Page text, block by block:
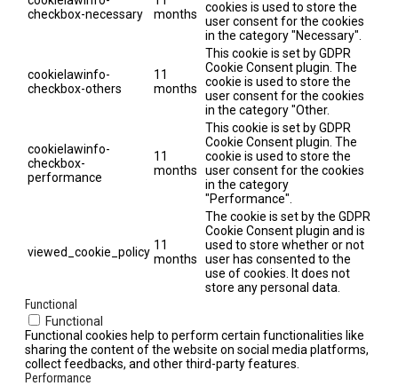
checkbox-necessary
months
cookies is used to store the
user consent for the cookies
in the category "Necessary".
cookielawinfo-
checkbox-others
11
months
This cookie is set by GDPR
Cookie Consent plugin. The
cookie is used to store the
user consent for the cookies
in the category "Other.
cookielawinfo-
checkbox-
performance
11
months
This cookie is set by GDPR
Cookie Consent plugin. The
cookie is used to store the
user consent for the cookies
in the category
"Performance".
viewed_cookie_policy 11
months
The cookie is set by the GDPR
Cookie Consent plugin and is
used to store whether or not
user has consented to the
use of cookies. It does not
store any personal data.
Functional
Functional
Functional cookies help to perform certain functionalities like
sharing the content of the website on social media platforms,
collect feedbacks, and other third-party features.
Performance